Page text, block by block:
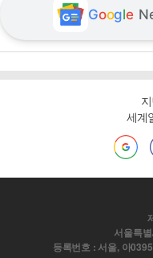
Google
세계
서울특
등록번호 : 서울, 아